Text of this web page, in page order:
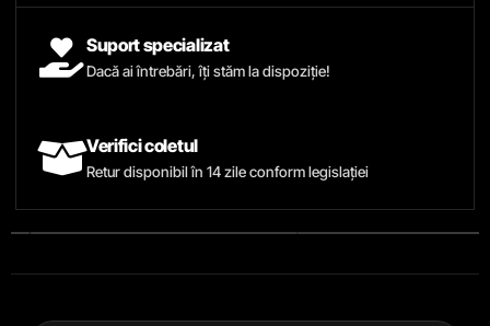
Suport specializat
Dacă ai întrebări, îți stăm la dispoziție!
Verifici coletul
Retur disponibil în 14 zile conform legislației